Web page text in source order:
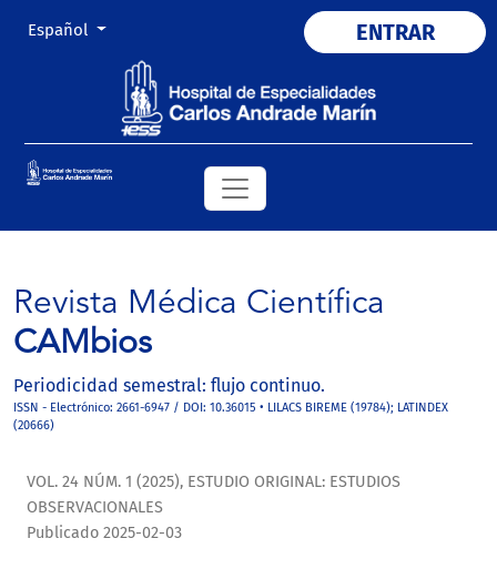
Cambiar el idioma. El actual es:
Español ENTRAR
Revista Médica Científica
CAMbios
Periodicidad semestral: flujo continuo.
ISSN - Electrónico: 2661-6947 / DOI: 10.36015 • LILACS BIREME (19784); LATINDEX
(20666)
VOL. 24 NÚM. 1 (2025), ESTUDIO ORIGINAL: ESTUDIOS
OBSERVACIONALES
Publicado 2025-02-03